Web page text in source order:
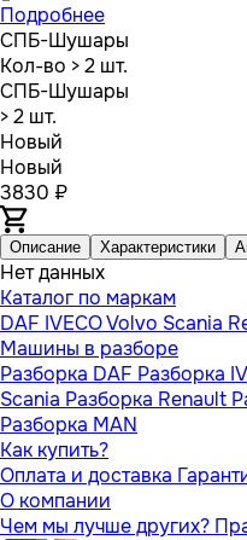
Подробнее
СПБ-Шушары
Кол-во > 2 шт.
СПБ-Шушары
> 2 шт.
Новый
Новый
3830 ₽
Описание Характеристики
Нет данных
Каталог по маркам
DAF IVECOVolvo Scania
Машины в разборе
Разборка DAF Разборка
Scania Разборка Renault
Разборка MAN
Как купить?
Оплата и доставка
О компании
Чем мы лучше других?